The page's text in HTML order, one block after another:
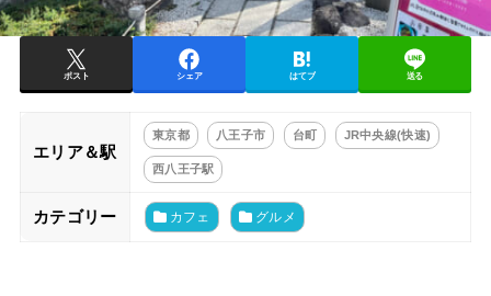
ポスト シェア はてブ 送る
エリア＆駅
東京都 八王子市 台町 JR中央線(快速)
西八王子駅
カテゴリー カフェ グルメ